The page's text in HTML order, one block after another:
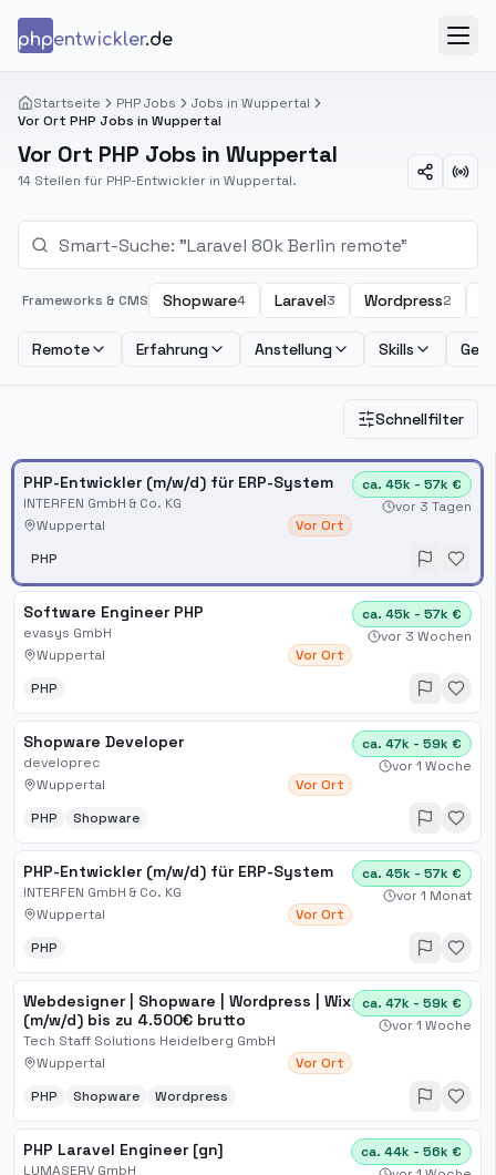
phpentwickler.de
Startseite PHP Jobs
Jobs in Wuppertal
Vor Ort PHP Jobs in Wuppertal
Vor Ort PHP Jobs in Wuppertal
14 Stellen für PHP-Entwickler in Wuppertal.
Frameworks & CMS Shopware4 Laravel3 Wordpress2
Remote Erfahrung Anstellung Skills
Schnellfilter
PHP-Entwickler (m/w/d) für ERP-System
INTERFEN GmbH & Co. KG
Wuppertal
Vor Ort
ca. 45k - 57k €
vor 3 Tagen
PHP
Software Engineer PHP
evasys GmbH
Wuppertal
Vor Ort
ca. 45k - 57k €
vor 3 Wochen
PHP
Shopware Developer
developrec
Wuppertal
Vor Ort
ca. 47k - 59k €
vor 1 Woche
PHP Shopware
PHP-Entwickler (m/w/d) für ERP-System
INTERFEN GmbH & Co. KG
Wuppertal
Vor Ort
ca. 45k - 57k €
vor 1 Monat
PHP
Webdesigner | Shopware | Wordpress | Wix
(m/w/d) bis zu 4.500€ brutto
Tech Staff Solutions Heidelberg GmbH
Wuppertal
Vor Ort
ca. 47k - 59k €
vor 1 Woche
PHP Shopware Wordpress
PHP Laravel Engineer [gn]
LUMASERV GmbH
ca. 44k - 56k €